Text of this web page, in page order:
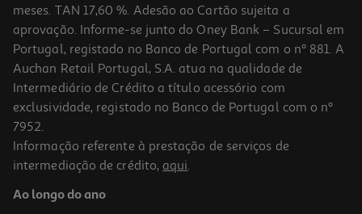
meses. TAN 17,60 %. Adesão ao Cartão sujeita a
aprovação. Informe-se junto do Oney Bank – Sucursal em
Portugal, registado no Banco de Portugal com o nº 881. A
Auchan Retail Portugal, S.A. atua na qualidade de
Intermediário de Crédito a título acessório com
exclusividade, registado no Banco de Portugal com o nº
7952.
Informação referente à prestação de serviços de
intermediação de crédito, aqui.
Ao longo do ano